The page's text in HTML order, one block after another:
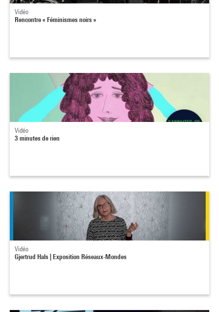
Vidéo
Rencontre « Féminismes noirs »
Vidéo
3 minutes de rien
Vidéo
Gjertrud Hals | Exposition Réseaux-Mondes